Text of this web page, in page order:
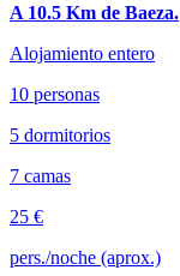
A 10.5 Km de Baeza.
Alojamiento entero
10 personas
5 dormitorios
7 camas
25 €
pers./noche (aprox.)